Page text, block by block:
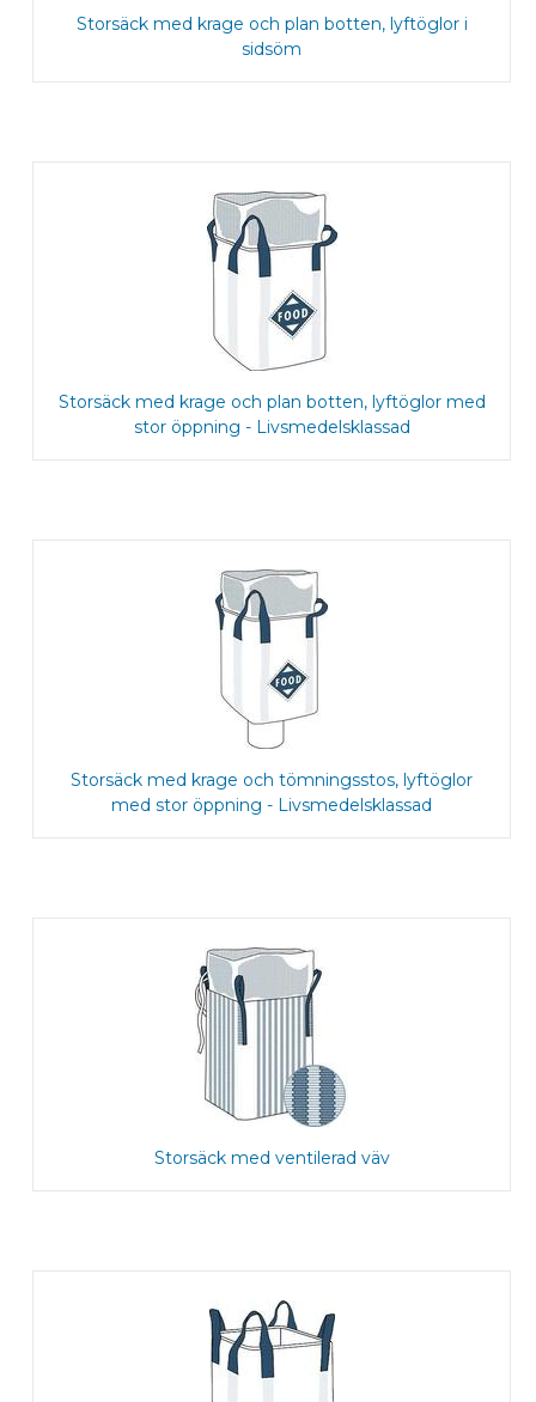
Storsäck med krage och plan botten, lyftöglor i
sidsöm
Storsäck med krage och plan botten, lyftöglor med
stor öppning - Livsmedelsklassad
Storsäck med krage och tömningsstos, lyftöglor
med stor öppning - Livsmedelsklassad
Storsäck med ventilerad väv